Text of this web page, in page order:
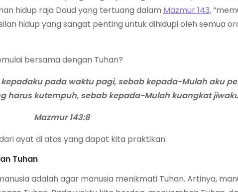
hidup raja Daud yang tertuang dalam Mazmur 143,
hidup yang sangat penting untuk dihidupi oleh semua
bersama dengan Tuhan?
pada waktu pagi, sebab kepada-Mulah aku
harus kutempuh, sebab kepada-Mulah kuangkat
Mazmur 143:8
ayat di atas yang dapat kita praktikan:
Tuhan
adalah agar manusia menikmati Tuhan. Artinya,